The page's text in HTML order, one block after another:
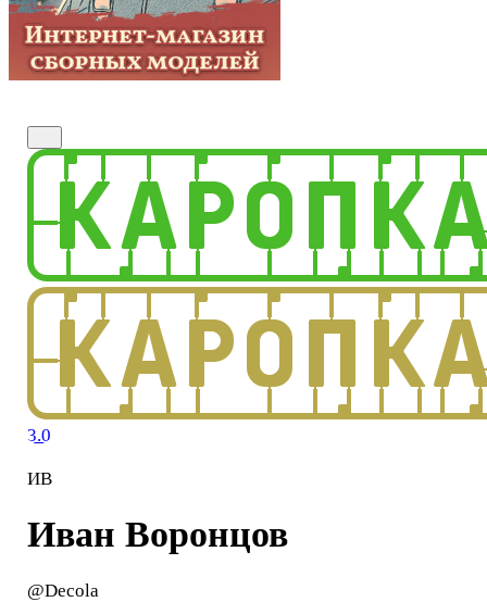
3.0
ИВ
Иван Воронцов
@Decola